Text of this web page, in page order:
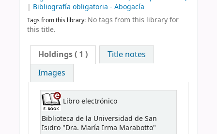
| Bibliografía obligatoria - Abogacía
Tags from this library: No tags from this library for
this title.
Holdings( 1 )
Title notes
Images
Libro electrónico
Biblioteca de la Universidad de San
Isidro "Dra. María Irma Marabotto"